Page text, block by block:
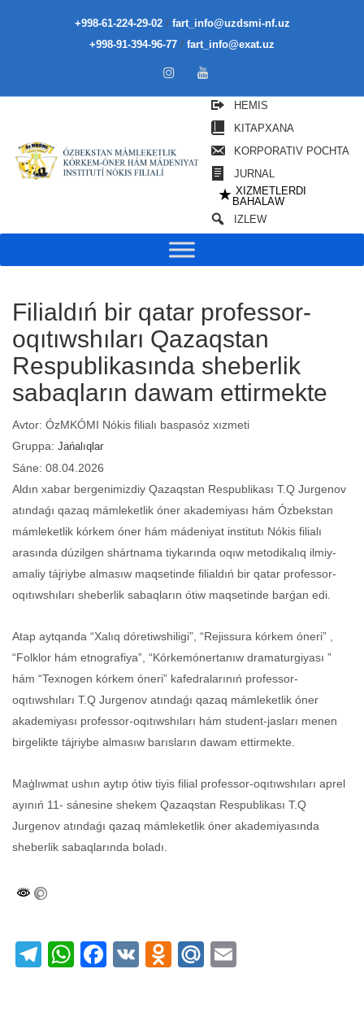
+998-61-224-29-02/ fart_info@uzdsmi-nf.uz
+998-91-394-96-77 / fart_info@exat.uz
HEMIS
KITAPXANA
KORPORATIV POCHTA
JURNAL
★ XIZMETLERDI
BAHALAW
IZLEW
Filialdıń bir qatar professor-
oqıtıwshıları Qazaqstan
Respublikasında sheberlik
sabaqların dawam ettirmekte
Avtor: ÓzMKÓMI Nókis filialı baspasóz xızmeti
Gruppa: Jańalıqlar
Sáne: 08.04.2026
Aldın xabar bergenimizdiy Qazaqstan Respublikası T.Q Jurgenov
atındaǵı qazaq mámleketlik óner akademiyası hám Ózbekstan
mámleketlik kórkem óner hám mádeniyat institutı Nókis filialı
arasında dúzilgen shártnama tiykarında oqıw metodikalıq ilmiy-
amaliy tájriybe almasıw maqsetinde filialdıń bir qatar professor-
oqıtıwshıları sheberlik sabaqların ótiw maqsetinde barǵan edi.
Atap aytqanda “Xalıq dóretiwshiligi”, “Rejissura kórkem óneri” ,
“Folklor hám etnografiya”, “Kórkemónertanıw dramaturgiyası ”
hám “Texnogen kórkem óneri” kafedralarınıń professor-
oqıtıwshıları T.Q Jurgenov atındaǵı qazaq mámleketlik óner
akademiyası professor-oqıtıwshıları hám student-jasları menen
birgelikte tájriybe almasıw barısların dawam ettirmekte.
Maģlıwmat ushın aytıp ótiw tiyis filial professor-oqıtıwshıları aprel
ayınıń 11- sánesine shekem Qazaqstan Respublikası T.Q
Jurgenov atındaǵı qazaq mámleketlik óner akademiyasında
sheberlik sabaqlarında boladı.
Telegram
WhatsApp
Facebook
VK Odnoklassniki
Mail.Ru